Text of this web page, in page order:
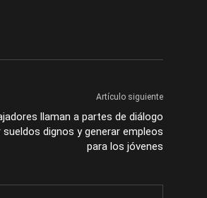
Artículo siguiente
llaman a partes de diálogo
dignos y generar empleos
para los jóvenes